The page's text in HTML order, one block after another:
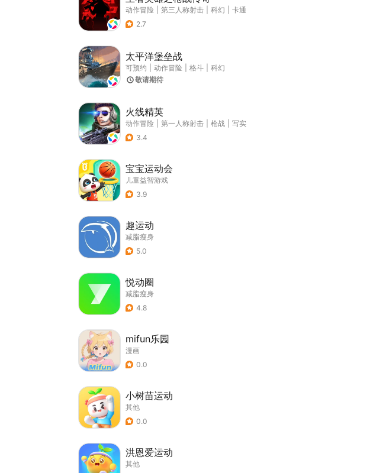
动作冒险 第三人称射击 科幻
卡通
2.7
太平洋堡垒战
可预约 动作冒险 格斗
科幻
敬请期待
火线精英
动作冒险 第一人称射击 枪战
写实
3.4
宝宝运动会
儿童益智游戏
3.9
趣运动
减脂瘦身
5.0
悦动圈
减脂瘦身
4.8
mifun乐园
漫画
0.0
小树苗运动
其他
0.0
洪恩爱运动
其他